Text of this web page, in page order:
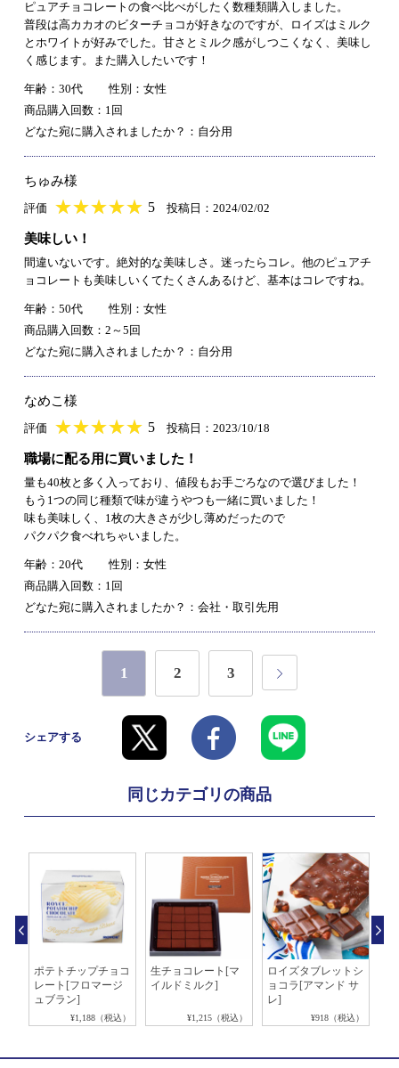
ピュアチョコレートの食べ比べがしたく数種類購入しました。
普段は高カカオのビターチョコが好きなのですが、ロイズはミルク
とホワイトが好みでした。甘さとミルク感がしつこくなく、美味し
く感じます。また購入したいです！
年齢：30代
性別：女性
商品購入回数：1回
どなた宛に購入されましたか？：自分用
ちゅみ様
評価 ★★★★★
★★★★★ 5 投稿日：2024/02/02
美味しい！
間違いないです。絶対的な美味しさ。迷ったらコレ。他のピュアチ
ョコレートも美味しいくてたくさんあるけど、基本はコレですね。
年齢：50代
性別：女性
商品購入回数：2～5回
どなた宛に購入されましたか？：自分用
なめこ様
評価 ★★★★★
★★★★★ 5 投稿日：2023/10/18
職場に配る用に買いました！
量も40枚と多く入っており、値段もお手ごろなので選びました！
もう1つの同じ種類で味が違うやつも一緒に買いました！
味も美味しく、1枚の大きさが少し薄めだったので
パクパク食べれちゃいました。
年齢：20代
性別：女性
商品購入回数：1回
どなた宛に購入されましたか？：会社・取引先用
1 2 3
シェアする
同じカテゴリの商品
ポテトチップチョコ
レート[フロマージ
ュブラン]
¥1,188（税込）
生チョコレート[マ
イルドミルク]
¥1,215（税込）
ロイズタブレットシ
ョコラ[アマンド サ
レ]
¥918（税込）